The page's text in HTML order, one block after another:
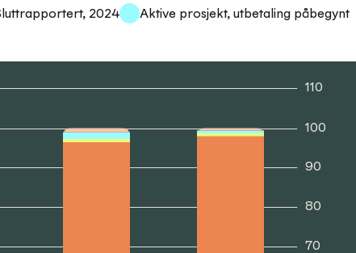
2024
Aktive prosjekt, utbetaling påbegynt
70
80
90
100
110